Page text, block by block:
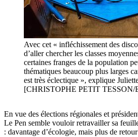
Avec cet « infléchissement des
d’aller chercher les classes
certaines franges de la population
thématiques beaucoup plus larges
est très éclectique », explique
[CHRISTOPHE PETIT TESSON/
En vue des élections régionales et
Le Pen semble vouloir retravailler sa
: davantage d’écologie, mais plus de